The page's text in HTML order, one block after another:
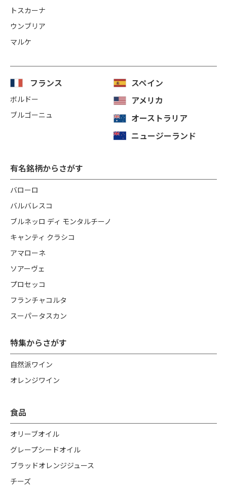
トスカーナ
ウンブリア
マルケ
フランス
ボルドー
ブルゴーニュ
スペイン
アメリカ
オーストラリア
ニュージーランド
有名銘柄からさがす
バローロ
バルバレスコ
ブルネッロ ディ モンタルチーノ
キャンティ クラシコ
アマローネ
ソアーヴェ
プロセッコ
フランチャコルタ
スーパータスカン
特集からさがす
自然派ワイン
オレンジワイン
食品
オリーブオイル
グレープシードオイル
ブラッドオレンジジュース
チーズ